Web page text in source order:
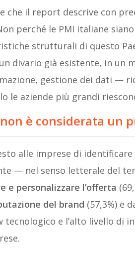
che il report descrive con
perché le PMI italiane
strutturali di questo
divario già esistente, in un
gestione dei dati —
le aziende più grandi
è considerata un
alle imprese di
— nel senso letterale del
e personalizzare l’offerta
del brand (57,3%) e
tecnologico e l’alto livello di